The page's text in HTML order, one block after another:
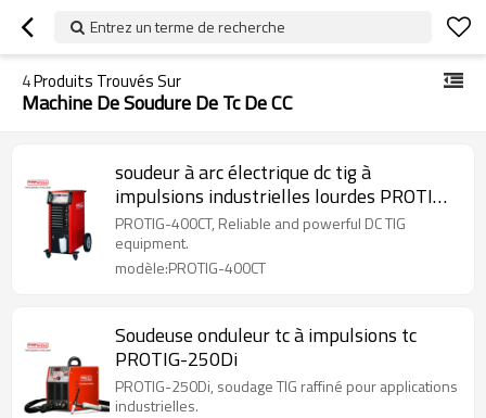
Entrez un terme de recherche
4Produits Trouvés Sur
Machine De Soudure De Tc De CC
soudeur à arc électrique dc tig à
impulsions industrielles lourdes PROTIG-
400CT
PROTIG-400CT, Reliable and powerful DC TIG
equipment.
modèle:PROTIG-400CT
Soudeuse onduleur tc à impulsions tc
PROTIG-250Di
PROTIG-250Di, soudage TIG raffiné pour applications
industrielles.